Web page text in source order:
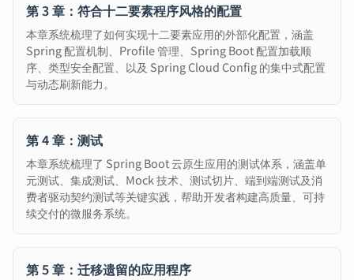
第 3 章：符合十二要素程序风格的配置
本章系统梳理了如何实现十二要素应用的外部化配置，涵盖
Spring 配置机制、Profile 管理、Spring Boot 配置加载顺
序、类型安全配置、以及 Spring Cloud Config 的集中式配置
与动态刷新能力。
第 4 章：测试
本章系统梳理了 Spring Boot 云原生应用的测试体系，涵盖单
元测试、集成测试、Mock 技术、测试切片、端到端测试及消
费者驱动契约测试等关键实践，帮助开发者构建高质量、可持
续交付的微服务系统。
第 5 章：迁移遗留的应用程序